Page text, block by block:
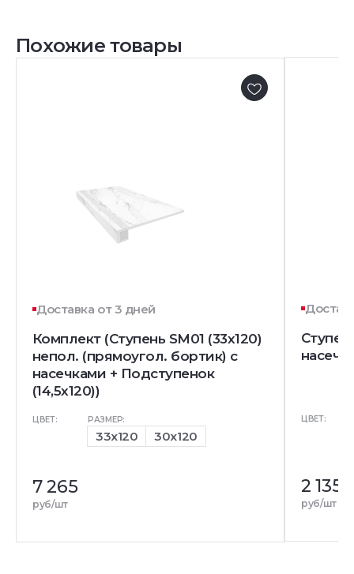
Похожие товары
Доставка от 3 дней
Комплект (Ступень SM01 (33x120)
непол. (прямоугол. бортик) с
насечками + Подступенок
(14,5x120))
ЦВЕТ: РАЗМЕР:
33x120 30x120
7 265
руб/шт
ЦВЕТ:
2 135
руб/шт